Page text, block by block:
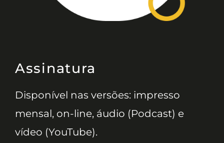
Assinatura
Disponível nas versões: impresso
mensal, on-line, áudio (Podcast) e
vídeo (YouTube).